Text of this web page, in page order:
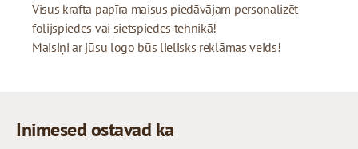
Visus krafta papīra maisus piedāvājam personalizēt
folijspiedes vai sietspiedes tehnikā!
Maisiņi ar jūsu logo būs lielisks reklāmas veids!
Inimesed ostavad ka